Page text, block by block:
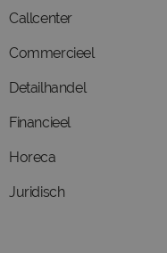
Callcenter
Commercieel
Detailhandel
Financieel
Horeca
Juridisch